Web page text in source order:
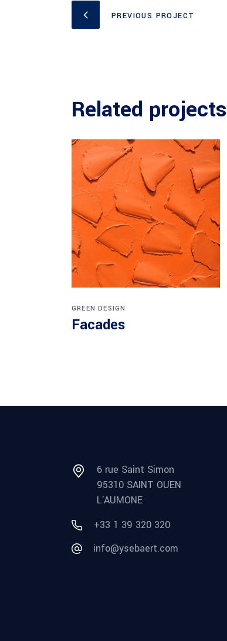
PREVIOUS PROJECT
Related projects
GREEN DESIGN
Facades
6 rue Saint Simon
95310 SAINT OUEN
L'AUMONE
+33 1 39 320 320
info@ysebaert.com